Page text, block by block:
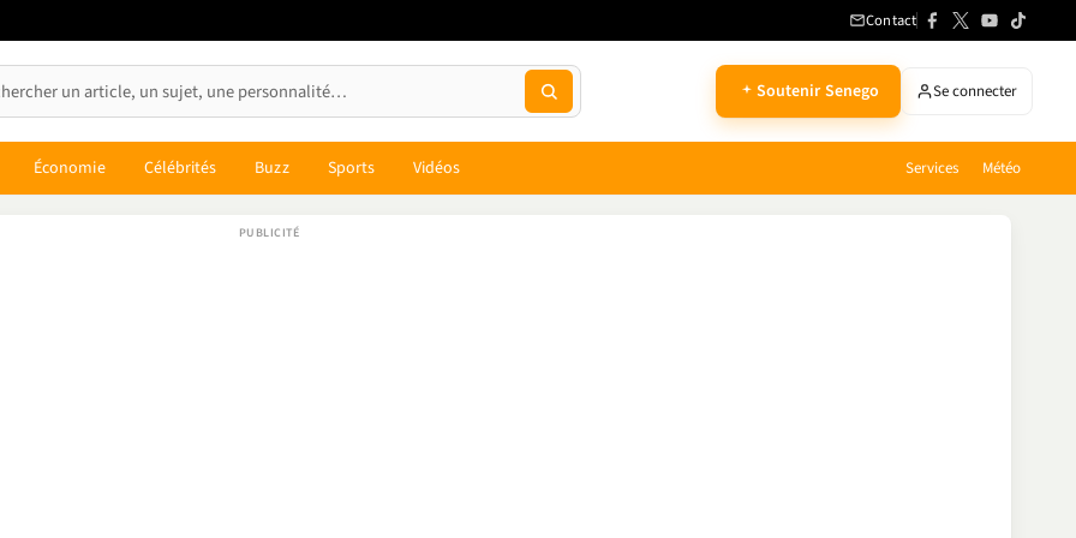
Contact
Soutenir Senego Se connecter
Économie Célébrités Buzz Sports Vidéos Services Météo